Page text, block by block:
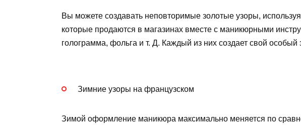
Вы можете создавать неповторимые золотые узоры,
которые продаются в магазинах вместе с маникюрными
голограмма, фольга и т. Д. Каждый из них создает свой особый
Зимние узоры на французском
Зимой оформление маникюра максимально меняется по